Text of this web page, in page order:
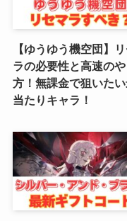
(6)
(3)
(2)
(5)
【ゆうゆう機空団】
ラの必要性と高速のや
方！無課金で狙いた
当たりキャラ！